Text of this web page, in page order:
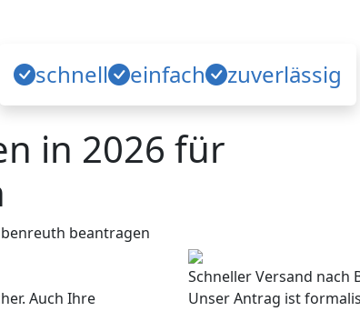
schnell einfach zuverlässig
in 2026 für
beantragen
Auch Ihre
Schneller Versand nach
Unser Antrag ist